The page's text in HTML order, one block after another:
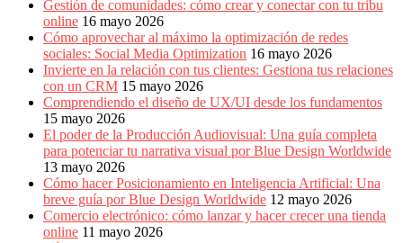
Gestión de comunidades: cómo crear y conectar con tu tribu
online 16 mayo 2026
Cómo aprovechar al máximo la optimización de redes
sociales: Social Media Optimization 16 mayo 2026
Invierte en la relación con tus clientes: Gestiona tus relaciones
con un CRM 15 mayo 2026
Comprendiendo el diseño de UX/UI desde los fundamentos
15 mayo 2026
El poder de la Producción Audiovisual: Una guía completa
para potenciar tu narrativa visual por Blue Design Worldwide
13 mayo 2026
Cómo hacer Posicionamiento en Inteligencia Artificial: Una
breve guía por Blue Design Worldwide 12 mayo 2026
Comercio electrónico: cómo lanzar y hacer crecer una tienda
online 11 mayo 2026